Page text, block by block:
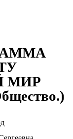
МИР